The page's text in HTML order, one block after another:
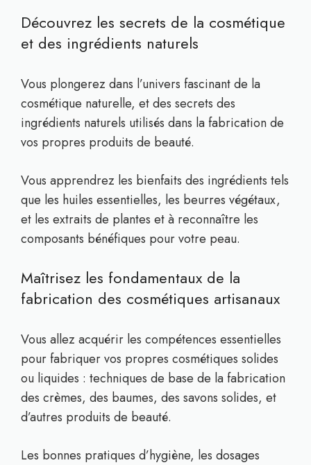
Découvrez les secrets de la cosmétique
et des ingrédients naturels
Vous plongerez dans l’univers fascinant de la
cosmétique naturelle, et des secrets des
ingrédients naturels utilisés dans la fabrication de
vos propres produits de beauté.
Vous apprendrez les bienfaits des ingrédients tels
que les huiles essentielles, les beurres végétaux,
et les extraits de plantes et à reconnaître les
composants bénéfiques pour votre peau.
Maîtrisez les fondamentaux de la
fabrication des cosmétiques artisanaux
Vous allez acquérir les compétences essentielles
pour fabriquer vos propres cosmétiques solides
ou liquides : techniques de base de la fabrication
des crèmes, des baumes, des savons solides, et
d’autres produits de beauté.
Les bonnes pratiques d’hygiène, les dosages